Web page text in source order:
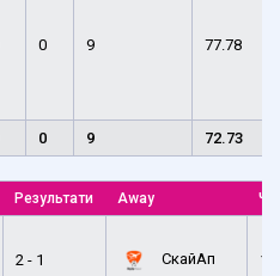
0 9 77.78
0 9 72.73
Результати Away
2 - 1 СкайАп